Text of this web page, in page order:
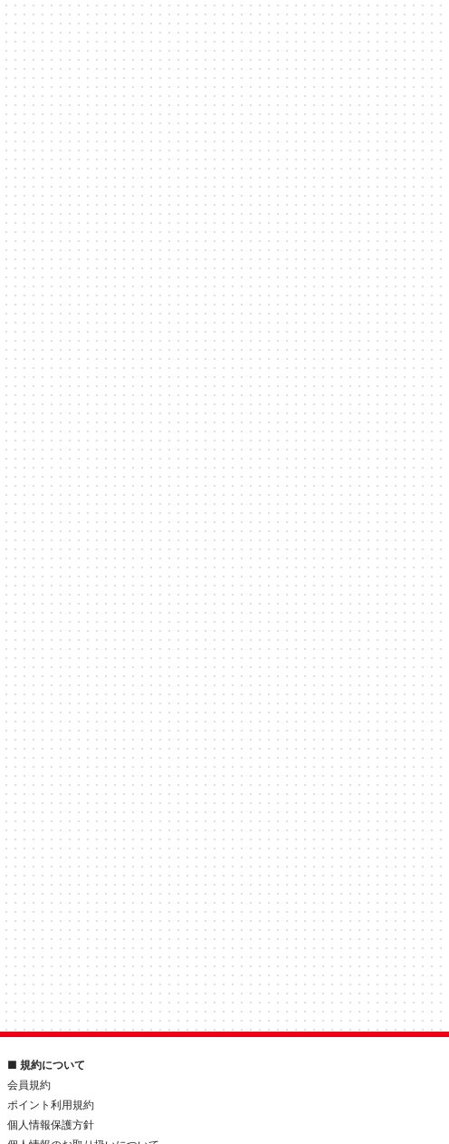
■ 規約について
会員規約
ポイント利用規約
個人情報保護方針